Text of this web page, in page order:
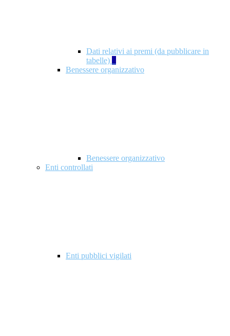
Dati relativi ai premi (da pubblicare in
tabelle) 5
Benessere organizzativo
Benessere organizzativo
Enti controllati
Enti pubblici vigilati